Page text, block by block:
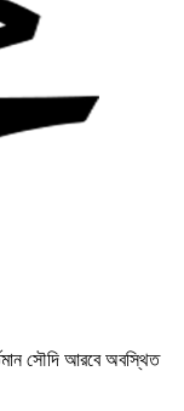
সৌদি আরবে অবস্থিত